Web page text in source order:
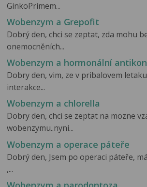
GinkoPrimem...
Wobenzym a Grepofit
Dobrý den, chci se zeptat, zda mohu
onemocněních...
Wobenzym a hormonální
Dobry den, vim, ze v pribalovem
interakce...
Wobenzym a chlorella
Dobry den, chci se zeptat na mozne
wobenzymu..nyni...
Wobenzym a operace páteře
Dobrý den, Jsem po operaci páteře,
,...